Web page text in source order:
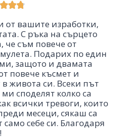

вашите изработки,
С ръка на сърцето
че съм повече от
Подарих по един
защото и двамата
повече късмет и
живота си. Всеки път
ми споделят колко са
всички тревоги, които
месеци, сякаш са
само себе си. Благодаря